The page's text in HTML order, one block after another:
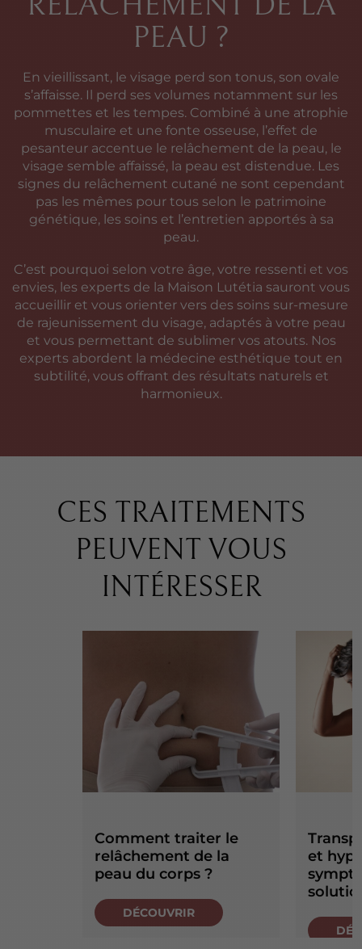
PEAU ?
En vieillissant, le visage perd son tonus, son ovale
s’affaisse. Il perd ses volumes notamment sur les
pommettes et les tempes. Combiné à une atrophie
musculaire et une fonte osseuse, l’effet de
pesanteur accentue le relâchement de la peau, le
visage semble affaissé, la peau est distendue. Les
signes du relâchement cutané ne sont cependant
pas les mêmes pour tous selon le patrimoine
génétique, les soins et l’entretien apportés à sa
peau.
C’est pourquoi selon votre âge, votre ressenti et vos
envies, les experts de la Maison Lutétia sauront vous
accueillir et vous orienter vers des soins sur-mesure
de rajeunissement du visage, adaptés à votre peau
et vous permettant de sublimer vos atouts. Nos
experts abordent la médecine esthétique tout en
subtilité, vous offrant des résultats naturels et
harmonieux.
CES TRAITEMENTS
PEUVENT VOUS
INTÉRESSER
Comment traiter le
relâchement de la
peau du corps ?
DÉCOUVRIR
et